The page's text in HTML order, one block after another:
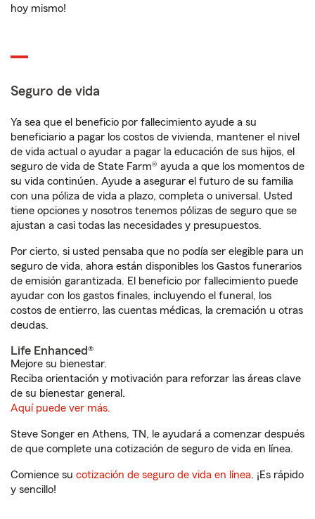
hoy mismo!
Seguro de vida
Ya sea que el beneficio por fallecimiento ayude a su
beneficiario a pagar los costos de vivienda, mantener el nivel
de vida actual o ayudar a pagar la educación de sus hijos, el
seguro de vida de State Farm® ayuda a que los momentos de
su vida continúen. Ayude a asegurar el futuro de su familia
con una póliza de vida a plazo, completa o universal. Usted
tiene opciones y nosotros tenemos pólizas de seguro que se
ajustan a casi todas las necesidades y presupuestos.
Por cierto, si usted pensaba que no podía ser elegible para un
seguro de vida, ahora están disponibles los Gastos funerarios
de emisión garantizada. El beneficio por fallecimiento puede
ayudar con los gastos finales, incluyendo el funeral, los
costos de entierro, las cuentas médicas, la cremación u otras
deudas.
Life Enhanced®
Mejore su bienestar.
Reciba orientación y motivación para reforzar las áreas clave
de su bienestar general.
Aquí puede ver más.
Steve Songer en Athens, TN, le ayudará a comenzar después
de que complete una cotización de seguro de vida en línea.
Comience su cotización de seguro de vida en línea. ¡Es rápido
y sencillo!